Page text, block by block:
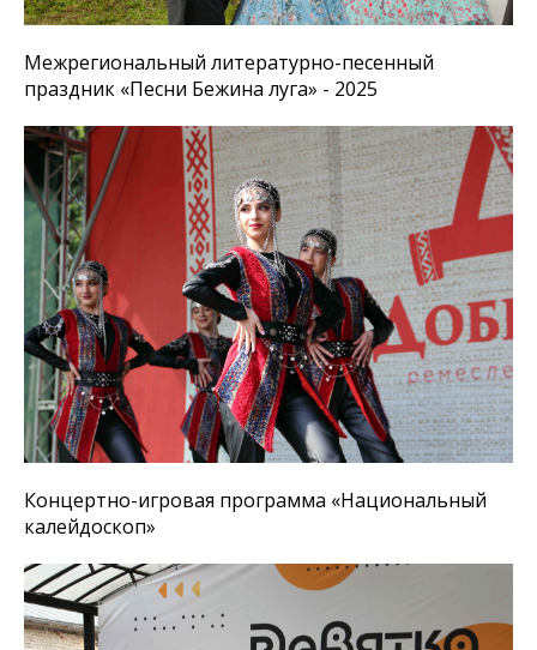
Межрегиональный литературно-песенный
праздник «Песни Бежина луга» - 2025
Концертно-игровая программа «Национальный
калейдоскоп»